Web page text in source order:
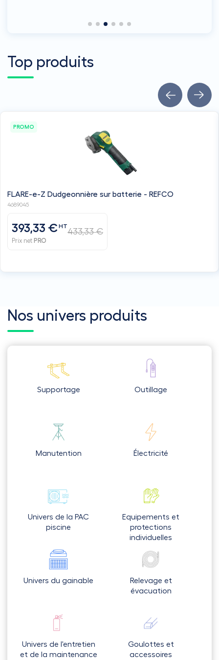
Top produits
PROMO
FLARE-e-Z Dudgeonnière sur batterie - REFCO
4689045
393,33 €HT
Prix net PRO
433,33 €
Nos univers produits
Supportage Outillage
Manutention Électricité
Univers de la PAC
piscine
Equipements et
protections
individuelles
Univers du gainable
Relevage et
évacuation
Univers de l'entretien
et de la maintenance
Goulottes et
accessoires